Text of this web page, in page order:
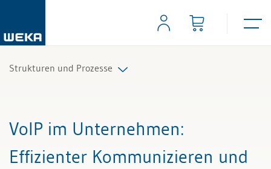
Strukturen und Prozesse
VoIP im Unternehmen:
Effizienter Kommunizieren und